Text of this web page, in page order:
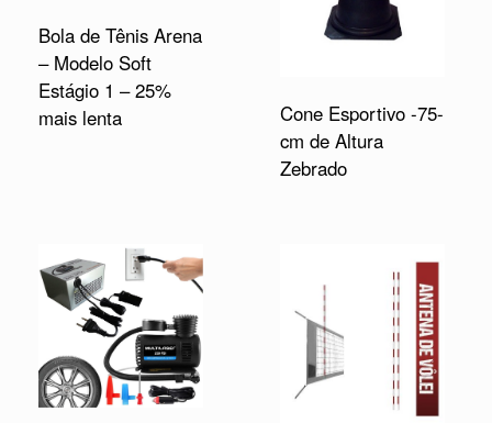
Bola de Tênis Arena
– Modelo Soft
Estágio 1 – 25%
mais lenta
Cone Esportivo -75-
cm de Altura
Zebrado